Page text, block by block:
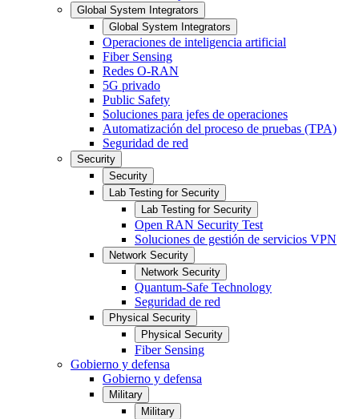
Global System Integrators
Global System Integrators
Operaciones de inteligencia artificial
Fiber Sensing
Redes O-RAN
5G privado
Public Safety
Soluciones para jefes de operaciones
Automatización del proceso de pruebas (TPA)
Seguridad de red
Security
Security
Lab Testing for Security
Lab Testing for Security
Open RAN Security Test
Soluciones de gestión de servicios VPN
Network Security
Network Security
Quantum-Safe Technology
Seguridad de red
Physical Security
Physical Security
Fiber Sensing
Gobierno y defensa
Gobierno y defensa
Military
Military